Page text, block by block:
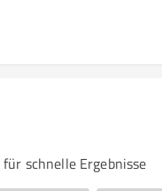
schnelle Ergebnisse